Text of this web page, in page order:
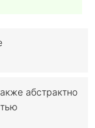
абстрактно